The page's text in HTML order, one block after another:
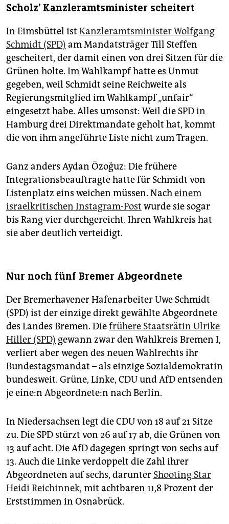
Scholz' Kanzleramtsminister scheitert
In Eimsbüttel ist Kanzleramtsminister Wolfgang
Schmidt (SPD) am Mandatsträger Till Steffen
gescheitert, der damit einen von drei Sitzen für die
Grünen holte. Im Wahlkampf hatte es Unmut
gegeben, weil Schmidt seine Reichweite als
Regierungsmitglied im Wahlkampf „unfair“
eingesetzt habe. Alles umsonst: Weil die SPD in
Hamburg drei Direktmandate geholt hat, kommt
die von ihm angeführte Liste nicht zum Tragen.
Ganz anders Aydan Özoğuz: Die frühere
Integrationsbeauftragte hatte für Schmidt von
Listenplatz eins weichen müssen. Nacheinem
israelkritischen Instagram-Post wurde sie sogar
bis Rang vier durchgereicht. Ihren Wahlkreis hat
sie aber deutlich verteidigt.
Nur noch fünf Bremer Abgeordnete
Der Bremerhavener Hafenarbeiter Uwe Schmidt
(SPD) ist der einzige direkt gewählte Abgeordnete
des Landes Bremen. Diefrühere Staatsrätin Ulrike
Hiller (SPD) gewann zwar den Wahlkreis Bremen I,
verliert aber wegen des neuen Wahlrechts ihr
Bundestagsmandat – als einzige Sozialdemokratin
bundesweit. Grüne, Linke, CDU und AfD entsenden
je ei­ne:n Ab­ge­ord­ne­te:n nach Berlin.
In Niedersachsen legt die CDU von 18 auf 21 Sitze
zu. Die SPD stürzt von 26 auf 17 ab, die Grünen von
13 auf acht. Die AfD dagegen springt von sechs auf
13. Auch die Linke verdoppelt die Zahl ihrer
Abgeordneten auf sechs, darunter Shooting Star
Heidi Reichinnek, mit achtbaren 11,8 Prozent der
Erststimmen in Osnabrück.